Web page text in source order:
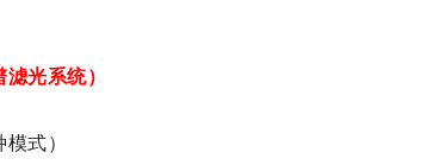
光系统）
式）